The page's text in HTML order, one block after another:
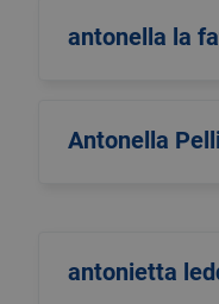
antonella la
Antonella
antonietta